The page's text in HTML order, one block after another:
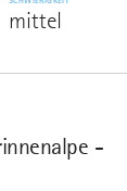
mittel
-